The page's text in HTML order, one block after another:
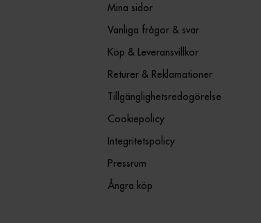
Mina sidor
Vanliga frågor & svar
Köp & Leveransvillkor
Returer & Reklamationer
Tillgänglighetsredogörelse
Cookiepolicy
Integritetspolicy
Pressrum
Ångra köp